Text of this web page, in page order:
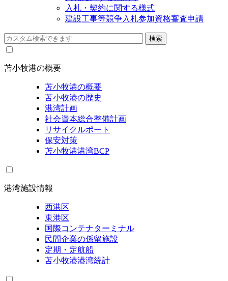
入札・契約に関する様式
建設工事等競争入札参加資格審査申請
苫小牧港の概要
苫小牧港の概要
苫小牧港の歴史
港湾計画
社会資本総合整備計画
リサイクルポート
保安対策
苫小牧港港湾BCP
港湾施設情報
西港区
東港区
国際コンテナターミナル
民間企業の係留施設
定期・定航船
苫小牧港港湾統計